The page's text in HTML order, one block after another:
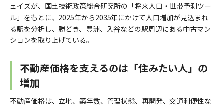
ェイズが、国土技術政策総合研究所の「将来人口・世帯予測ツー
ル」をもとに、2025年から2035年にかけて人口増加が見込まれ
る駅を分析し、勝どき、豊洲、入谷などの駅周辺にある中古マン
ションを取り上げている。
不動産価格を支えるのは「住みたい人」の
増加
不動産価格は、立地、築年数、管理状態、再開発、交通利便性な